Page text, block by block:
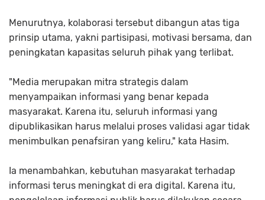
Menurutnya, kolaborasi tersebut dibangun atas tiga
prinsip utama, yakni partisipasi, motivasi bersama, dan
peningkatan kapasitas seluruh pihak yang terlibat.
"Media merupakan mitra strategis dalam
menyampaikan informasi yang benar kepada
masyarakat. Karena itu, seluruh informasi yang
dipublikasikan harus melalui proses validasi agar tidak
menimbulkan penafsiran yang keliru," kata Hasim.
Ia menambahkan, kebutuhan masyarakat terhadap
informasi terus meningkat di era digital. Karena itu,